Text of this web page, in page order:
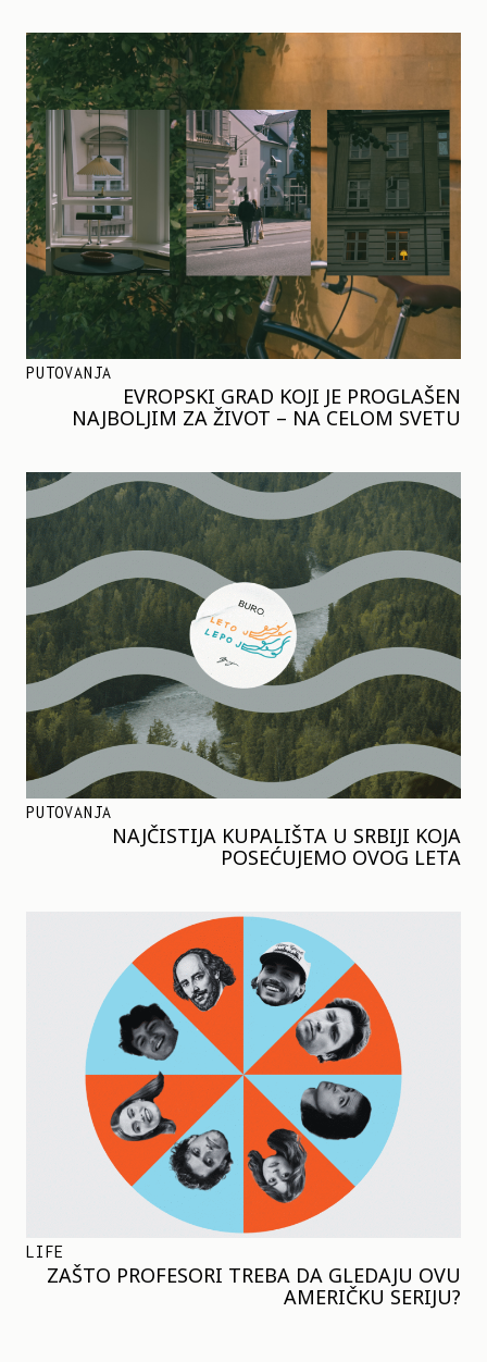
PUTOVANJA
EVROPSKI GRAD KOJI JE PROGLAŠEN
NAJBOLJIM ZA ŽIVOT – NA CELOM SVETU
PUTOVANJA
NAJČISTIJA KUPALIŠTA U SRBIJI KOJA
POSEĆUJEMO OVOG LETA
LIFE
ZAŠTO PROFESORI TREBA DA GLEDAJU OVU
AMERIČKU SERIJU?